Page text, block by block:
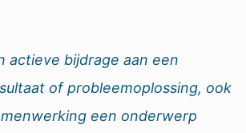
actieve bijdrage aan een
of probleemoplossing, ook
een onderwerp